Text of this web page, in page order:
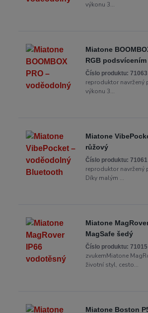
výkonu 3...
Miatone
RGB
Číslo produktu: 71063
reproduktor navržený
výkonu 3...
Miatone
růžový
Číslo produktu: 71061
reproduktor navržený
Díky malým ...
Miatone
MagSafe šedý
Číslo produktu: 71015
zvukemMiatone
životní styl, cesto...
Miatone Boston